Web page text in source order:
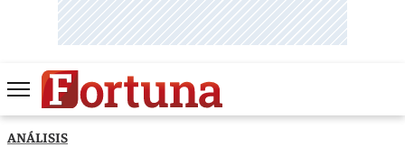
ANÁLISIS